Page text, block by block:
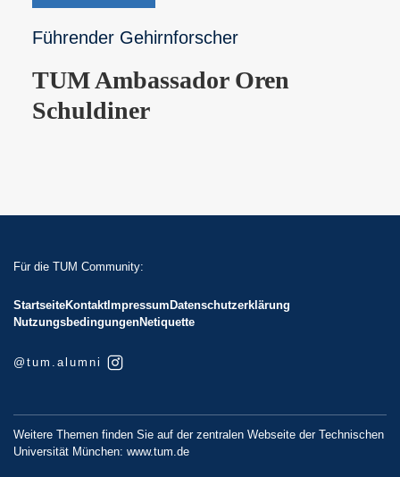
Führender Gehirnforscher
TUM Ambassador Oren
Schuldiner
Für die TUM Community:
StartseiteKontakt Impressum Datenschutzerklärung
NutzungsbedingungenNetiquette
@tum.alumni
Weitere Themen finden Sie auf der zentralen Webseite der Technischen
Universität München: www.tum.de